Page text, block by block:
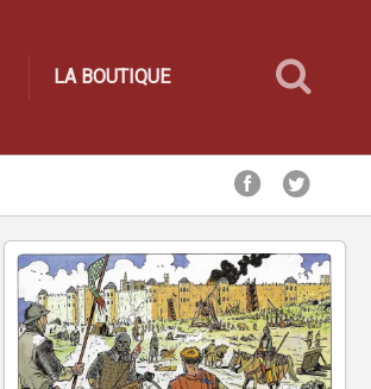
LA BOUTIQUE